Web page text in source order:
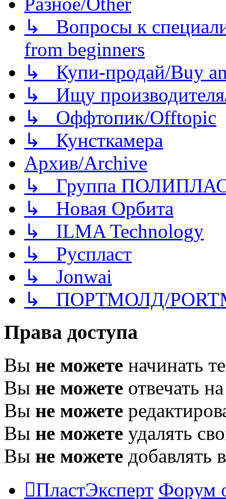
↳ Вопросы к
from beginners
↳ Купи-продай/Buy
↳ Ищу
↳ Оффтопик/Offtopic
↳ Кунсткамера
Архив/Archive
↳ Группа
↳ Новая Орбита
↳ ILMA Technology
↳ Руспласт
↳ Jonwai
↳ ПОРТМОЛД/
Права доступа
Вы не можете начинать
Вы не можете отвечать
Вы не можете
Вы не можете удалять
Вы не можете добавлять
ПластЭксперт Форум